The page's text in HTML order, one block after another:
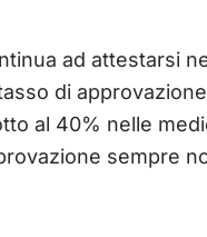
ad attestarsi
di
al 40% nelle
sempre